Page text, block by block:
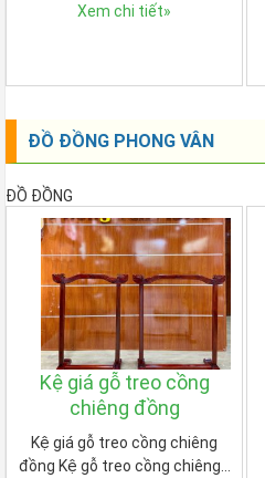
Xem chi tiết»
ĐỒ ĐỒNG PHONG VÂN
ĐỒ ĐỒNG
Kệ giá gỗ treo cồng
chiêng đồng
Kệ giá gỗ treo cồng chiêng
đồng Kệ gỗ treo cồng chiêng…